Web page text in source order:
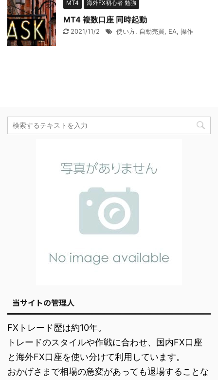
MT4 海外FX初心者 勉強
MT4 複数口座 同時起動
2021/11/2 使い方, 自動売買, EA, 操作
当サイトの管理人
FXトレード歴は約10年。
トレードのスタイルや作戦に合わせ、国内FX口座
と海外FX口座を使い分けて利用しています。
おかげさまで相場の急変があっても退場することな